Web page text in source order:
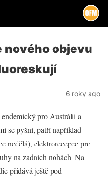
nového objevu
6 roky ago
pro Austrálii a
se pyšní, patří například
nedělá), elektrorecepce pro
na zadních nohách. Na
přidává ještě pod